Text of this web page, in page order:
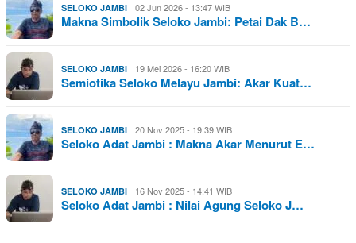
SELOKO JAMBI 02 Jun 2026 - 13:47 WIB
Makna Simbolik Seloko Jambi: Petai Dak B…
SELOKO JAMBI 19 Mei 2026 - 16:20 WIB
Semiotika Seloko Melayu Jambi: Akar Kuat…
SELOKO JAMBI 20 Nov 2025 - 19:39 WIB
Seloko Adat Jambi : Makna Akar Menurut E…
SELOKO JAMBI 16 Nov 2025 - 14:41 WIB
Seloko Adat Jambi : Nilai Agung Seloko J…